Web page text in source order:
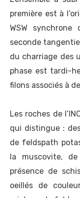
première est à
WSW synchrone
seconde
du charriage des
phase est tardi-
filons associés à
Les roches de
qui distingue :
de feldspath
la muscovite,
présence de
oeillés de